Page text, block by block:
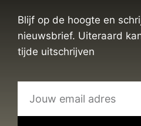
Blijf op de hoogte en
nieuwsbrief. Uiteraard
tijde uitschrijven